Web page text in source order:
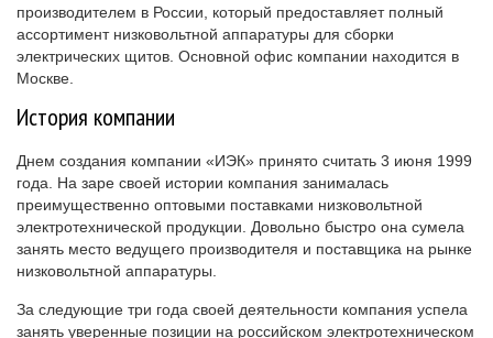
производителем в России, который предоставляет полный
ассортимент низковольтной аппаратуры для сборки
электрических щитов. Основной офис компании находится в
Москве.
История компании
Днем создания компании «ИЭК» принято считать 3 июня 1999
года. На заре своей истории компания занималась
преимущественно оптовыми поставками низковольтной
электротехнической продукции. Довольно быстро она сумела
занять место ведущего производителя и поставщика на рынке
низковольтной аппаратуры.
За следующие три года своей деятельности компания успела
занять уверенные позиции на российском электротехническом